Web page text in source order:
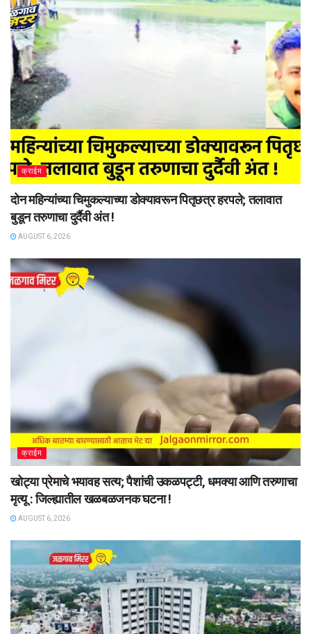
क्राईम
दोन महिन्यांच्या चिमुकल्याच्या डोक्यावरून पितृछत्र हरपले; तलावात
बुडून तरुणाचा दुर्दैवी अंत !
AUGUST 6, 2026
क्राईम
खोट्या प्रेमाचे भयावह सत्य; पैशांची उकळपट्टी, धमक्या आणि तरुणाचा
मृत्यू : जिल्ह्यातील खळबळजनक घटना !
AUGUST 6, 2026